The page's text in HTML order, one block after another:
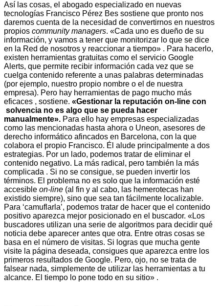
Así las cosas, el abogado especializado en nuevas
tecnologías Francisco Pérez Bes sostiene que pronto nos
daremos cuenta de la necesidad de convertirnos en nuestros
propios community managers. «Cada uno es dueño de su
información, y vamos a tener que monitorizar lo que se dice
en la Red de nosotros y reaccionar a tiempo» . Para hacerlo,
existen herramientas gratuitas como el servicio Google
Alerts, que permite recibir información cada vez que se
cuelga contenido referente a unas palabras determinadas
(por ejemplo, nuestro propio nombre o el de nuestra
empresa). Pero hay herramientas de pago mucho más
eficaces , sostiene. «Gestionar la reputación on-line con
solvencia no es algo que se pueda hacer
manualmente». Para ello hay empresas especializadas
como las mencionadas hasta ahora o Uneon, asesores de
derecho informático afincados en Barcelona, con la que
colabora el propio Francisco. Él alude principalmente a dos
estrategias. Por un lado, podemos tratar de eliminar el
contenido negativo. La más radical, pero también la más
complicada . Si no se consigue, se pueden invertir los
términos. El problema no es solo que la información esté
accesible on-line (al fin y al cabo, las hemerotecas han
existido siempre), sino que sea tan fácilmente localizable.
Para ‘camuflarla’, podemos tratar de hacer que el contenido
positivo aparezca mejor posicionado en el buscador. «Los
buscadores utilizan una serie de algoritmos para decidir qué
noticia debe aparecer antes que otra. Entre otras cosas se
basa en el número de visitas. Si logras que mucha gente
visite la página deseada, consigues que aparezca entre los
primeros resultados de Google. Pero, ojo, no se trata de
falsear nada, simplemente de utilizar las herramientas a tu
alcance. El tiempo lo pone todo en su sitio» .